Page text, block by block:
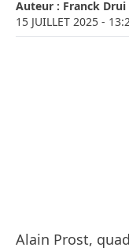
Auteur : Franck Drui
15 JUILLET 2025 -
Alain Prost,